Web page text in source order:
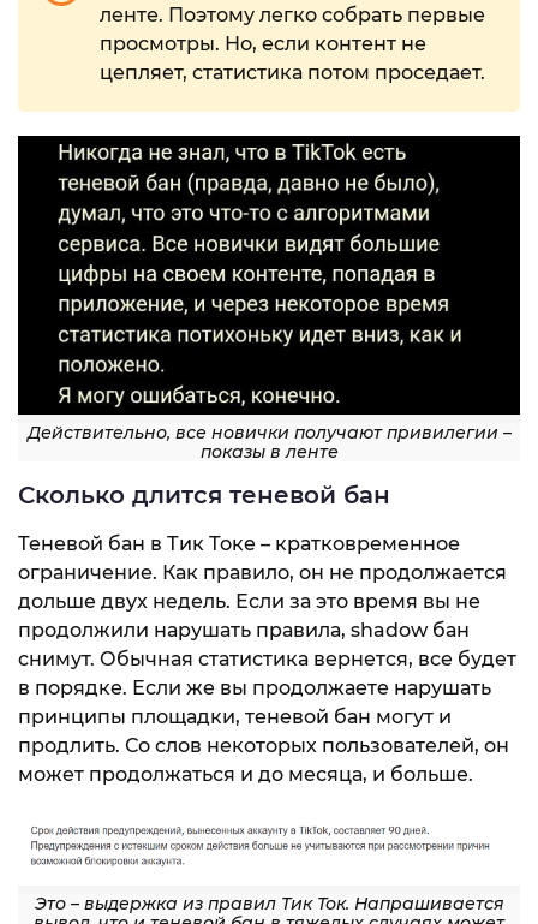
ленте. Поэтому легко собрать первые
просмотры. Но, если контент не
цепляет, статистика потом проседает.
Действительно, все новички получают привилегии –
показы в ленте
Сколько длится теневой бан
Теневой бан в Тик Токе – кратковременное
ограничение. Как правило, он не продолжается
дольше двух недель. Если за это время вы не
продолжили нарушать правила, shadow бан
снимут. Обычная статистика вернется, все будет
в порядке. Если же вы продолжаете нарушать
принципы площадки, теневой бан могут и
продлить. Со слов некоторых пользователей, он
может продолжаться и до месяца, и больше.
Это – выдержка из правил Тик Ток. Напрашивается